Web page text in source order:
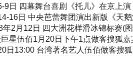
9日 四幕舞台喜剧《托儿》在京上演
16日 中央芭蕾舞团演出新版《天
年2月12日 四大洲花样滑冰锦标赛(
星伍佰1月20日下午1点做客搜狐
日13:00 台湾著名艺人伍佰做客搜